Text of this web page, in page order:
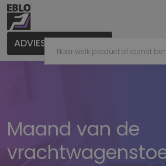
ADVIES AANVRAGEN
Maand van de